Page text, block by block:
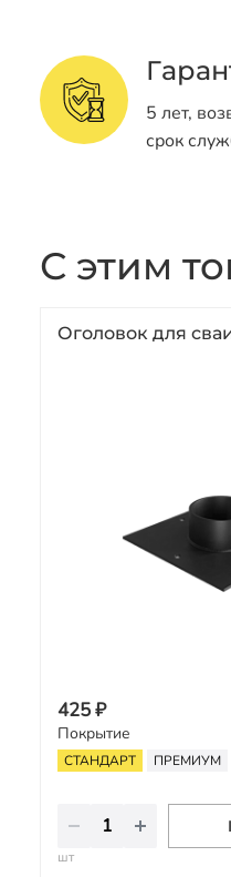
5 лет,
срок
С этим
Оголовок для
425 ₽
Покрытие
СТАНДАРТ ПРЕМИУМ
шт